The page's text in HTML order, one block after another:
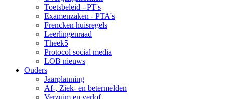
Toetsbeleid - PT's
Examenzaken - PTA's
Frencken huisregels
Leerlingenraad
Theek5
Protocol social media
LOB nieuws
Ouders
Jaarplanning
Af-, Ziek- en betermelden
Verzuim en verlof